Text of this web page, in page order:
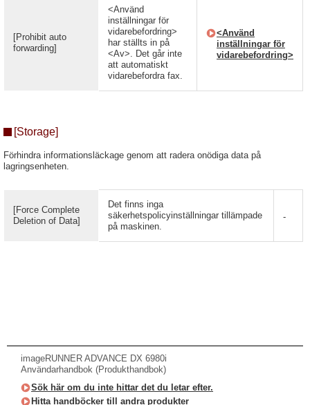
[Prohibit auto
forwarding]
<Använd
inställningar för
vidarebefordring>
har ställts in på
<Av>. Det går inte
att automatiskt
vidarebefordra fax.
<Använd
inställningar för
vidarebefordring>
[Storage]
Förhindra informationsläckage genom att radera onödiga data på
lagringsenheten.
[Force Complete
Deletion of Data]
Det finns inga
säkerhetspolicyinställningar tillämpade
på maskinen.
-
imageRUNNER ADVANCE DX 6980i
Användarhandbok (Produkthandbok)
Sök här om du inte hittar det du letar efter.
Hitta handböcker till andra produkter